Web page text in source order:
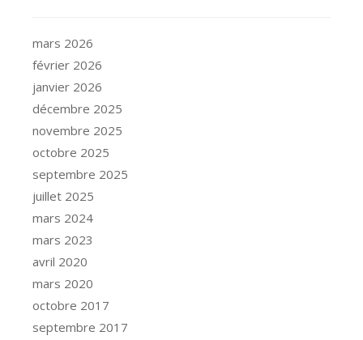
mars 2026
février 2026
janvier 2026
décembre 2025
novembre 2025
octobre 2025
septembre 2025
juillet 2025
mars 2024
mars 2023
avril 2020
mars 2020
octobre 2017
septembre 2017